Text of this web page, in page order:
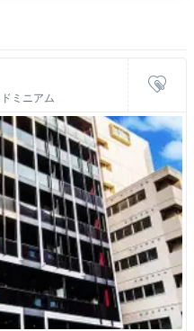
ミニアム